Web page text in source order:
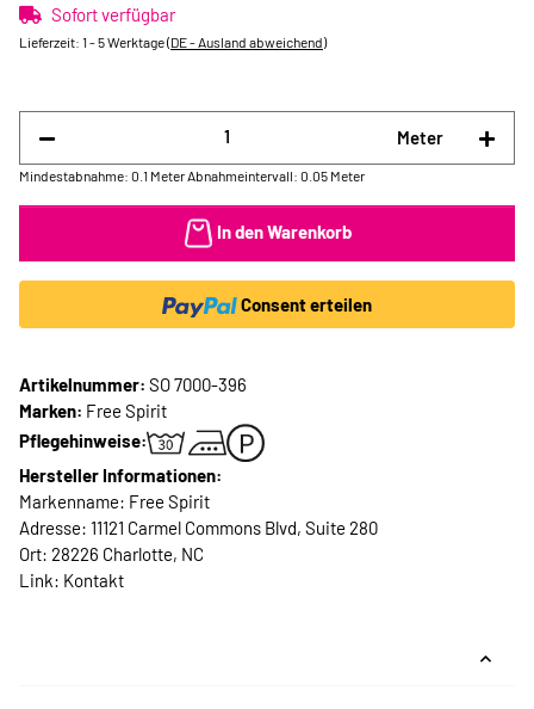
Sofort verfügbar
Lieferzeit: 1 - 5 Werktage(DE - Ausland abweichend)
Meter
Mindestabnahme: 0.1 Meter Abnahmeintervall: 0.05 Meter
In den Warenkorb
Consent erteilen
Artikelnummer: SO 7000-396
Marken: Free Spirit
Pflegehinweise:
Hersteller Informationen:
Markenname: Free Spirit
Adresse: 11121 Carmel Commons Blvd, Suite 280
Ort: 28226 Charlotte, NC
Link: Kontakt